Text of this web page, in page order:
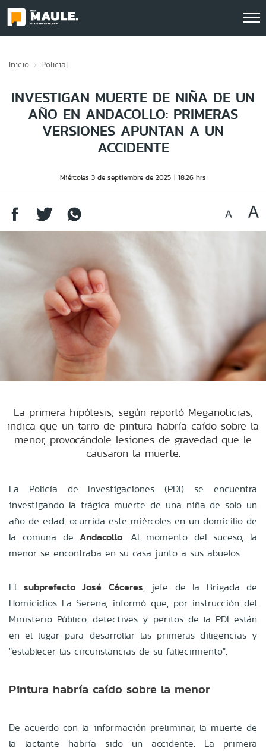
Inicio Policial
INVESTIGAN MUERTE DE NIÑA DE UN
AÑO EN ANDACOLLO: PRIMERAS
VERSIONES APUNTAN A UN
ACCIDENTE
Miércoles 3 de septiembre de 2025 18:26 hrs
La primera hipótesis, según reportó Meganoticias,
indica que un tarro de pintura habría caído sobre la
menor, provocándole lesiones de gravedad que le
causaron la muerte.
La Policía de Investigaciones (PDI) se encuentra
investigando la trágica muerte de una niña de solo un
año de edad, ocurrida este miércoles en un domicilio de
la comuna deAndacollo. Al momento del suceso, la
menor se encontraba en su casa junto a sus abuelos.
El subprefecto José Cáceres, jefe de la Brigada de
Homicidios La Serena, informó que, por instrucción del
Ministerio Público, detectives y peritos de la PDI están
en el lugar para desarrollar las primeras diligencias y
"establecer las circunstancias de su fallecimiento".
Pintura habría caído sobre la menor
De acuerdo con la información preliminar, la muerte de
la lactante habría sido un accidente. La primera